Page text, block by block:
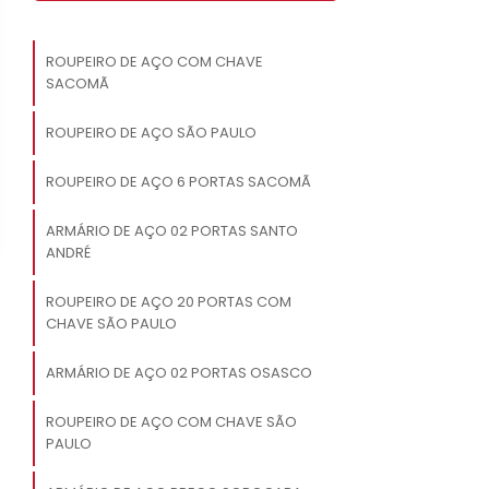
ROUPEIRO DE AÇO COM CHAVE
SACOMÃ
ROUPEIRO DE AÇO SÃO PAULO
ROUPEIRO DE AÇO 6 PORTAS SACOMÃ
ARMÁRIO DE AÇO 02 PORTAS SANTO
ANDRÉ
ROUPEIRO DE AÇO 20 PORTAS COM
CHAVE SÃO PAULO
ARMÁRIO DE AÇO 02 PORTAS OSASCO
ROUPEIRO DE AÇO COM CHAVE SÃO
PAULO